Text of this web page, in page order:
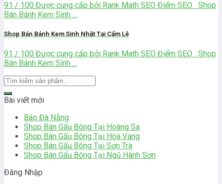
91 / 100 Được cung cấp bởi Rank Math SEO Điểm SEO Shop
Bán Bánh Kem Sinh ...
Shop Bán Bánh Kem Sinh Nhật Tại Cẩm Lệ
91 / 100 Được cung cấp bởi Rank Math SEO Điểm SEO Shop
Bán Bánh Kem Sinh ...
Bài viết mới
Báo Đà Nẵng
Shop Bán Gấu Bông Tại Hoàng Sa
Shop Bán Gấu Bông Tại Hòa Vang
Shop Bán Gấu Bông Tại Sơn Trà
Shop Bán Gấu Bông Tại Ngũ Hành Sơn
Đăng Nhập